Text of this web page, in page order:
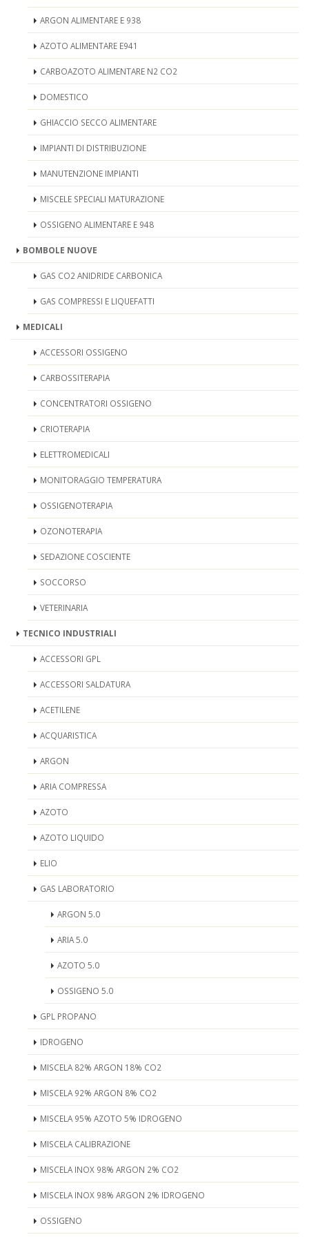
ARGON ALIMENTARE E 938
AZOTO ALIMENTARE E941
CARBOAZOTO ALIMENTARE N2 CO2
DOMESTICO
GHIACCIO SECCO ALIMENTARE
IMPIANTI DI DISTRIBUZIONE
MANUTENZIONE IMPIANTI
MISCELE SPECIALI MATURAZIONE
OSSIGENO ALIMENTARE E 948
BOMBOLE NUOVE
GAS CO2 ANIDRIDE CARBONICA
GAS COMPRESSI E LIQUEFATTI
MEDICALI
ACCESSORI OSSIGENO
CARBOSSITERAPIA
CONCENTRATORI OSSIGENO
CRIOTERAPIA
ELETTROMEDICALI
MONITORAGGIO TEMPERATURA
OSSIGENOTERAPIA
OZONOTERAPIA
SEDAZIONE COSCIENTE
SOCCORSO
VETERINARIA
TECNICO INDUSTRIALI
ACCESSORI GPL
ACCESSORI SALDATURA
ACETILENE
ACQUARISTICA
ARGON
ARIA COMPRESSA
AZOTO
AZOTO LIQUIDO
ELIO
GAS LABORATORIO
ARGON 5.0
ARIA 5.0
AZOTO 5.0
OSSIGENO 5.0
GPL PROPANO
IDROGENO
MISCELA 82% ARGON 18% CO2
MISCELA 92% ARGON 8% CO2
MISCELA 95% AZOTO 5% IDROGENO
MISCELA CALIBRAZIONE
MISCELA INOX 98% ARGON 2% CO2
MISCELA INOX 98% ARGON 2% IDROGENO
OSSIGENO